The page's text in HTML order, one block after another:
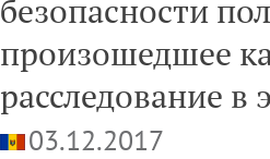
безопасности
произошедшее
расследование
03.12.2017